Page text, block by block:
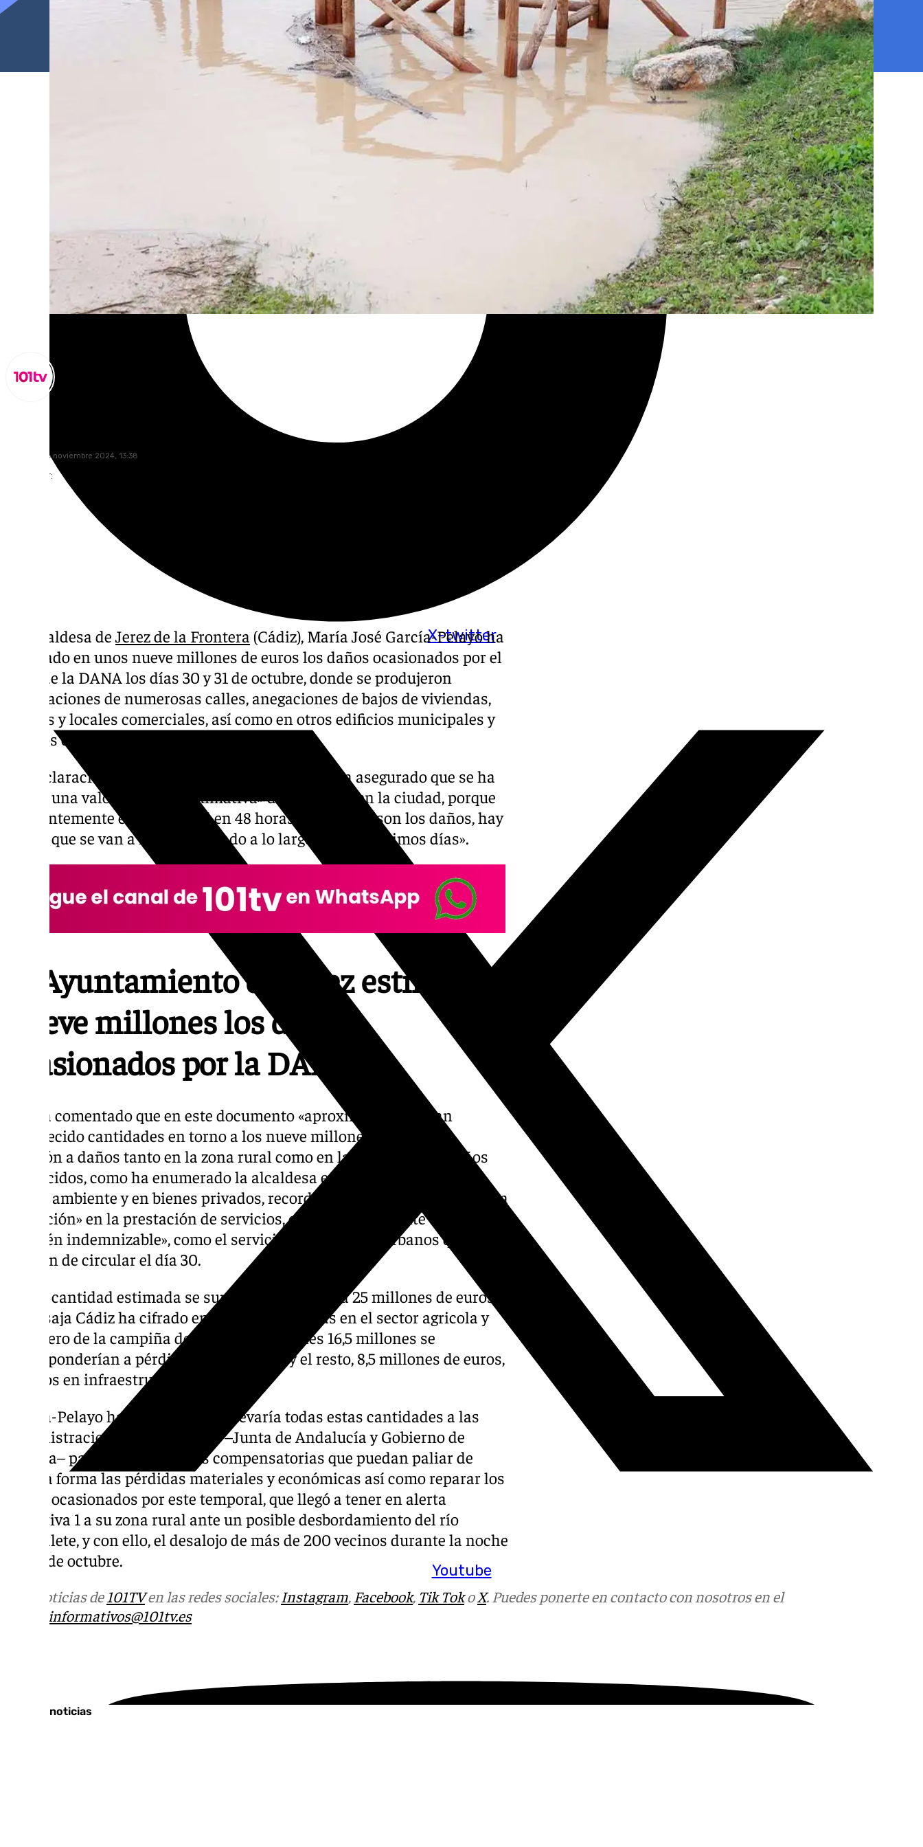
X-twitter
Youtube
miércoles, 6 noviembre 2024, 13:38
Compartir:
La alcaldesa de Jerez de la Frontera (Cádiz), María José García-Pelayo ha
estimado en unos nueve millones de euros los daños ocasionados por el
paso de la DANA los días 30 y 31 de octubre, donde se produjeron
inundaciones de numerosas calles, anegaciones de bajos de viviendas,
garajes y locales comerciales, así como en otros edificios municipales y
centros educativos.
En declaraciones a los periodistas, la alcaldesa ha asegurado que se ha
hecho una valoración «aproximativa» de los daños en la ciudad, porque
«evidentemente es muy difícil en 48 horas decir estos son los daños, hay
daños que se van a ir evidenciando a lo largo de los próximos días».
El Ayuntamiento de Jerez estima en
nueve millones los daños
ocasionados por la DANA
Así, ha comentado que en este documento «aproximativo» se han
establecido cantidades en torno a los nueve millones de euros en
relación a daños tanto en la zona rural como en la zona urbana, daños
producidos, como ha enumerado la alcaldesa en bienes públicos, en
medio ambiente y en bienes privados, recordando además que hubo «una
alteración» en la prestación de servicios, que «evidentemente es un daño
también indemnizable», como el servicio de autobuses urbanos que
dejaron de circular el día 30.
A esta cantidad estimada se suman los en torno a 25 millones de euros
que Asaja Cádiz ha cifrado en cuanto a pérdidas en el sector agricola y
ganadero de la campiña de Jerez, de los cuales 16,5 millones se
corresponderían a pérdidas económicas, y el resto, 8,5 millones de euros,
a daños en infraestructuras.
García-Pelayo ha explicado que elevaría todas estas cantidades a las
administraciones competentes –Junta de Andalucía y Gobierno de
España– para obtener ayudas compensatorias que puedan paliar de
alguna forma las pérdidas materiales y económicas así como reparar los
daños ocasionados por este temporal, que llegó a tener en alerta
operativa 1 a su zona rural ante un posible desbordamiento del río
Guadalete, y con ello, el desalojo de más de 200 vecinos durante la noche
del 31 de octubre.
Más noticias de101TVen las redes sociales:Instagram, Facebook, Tik TokoX. Puedes ponerte en contacto con nosotros en el
informativos@101tv.es
Últimas noticias